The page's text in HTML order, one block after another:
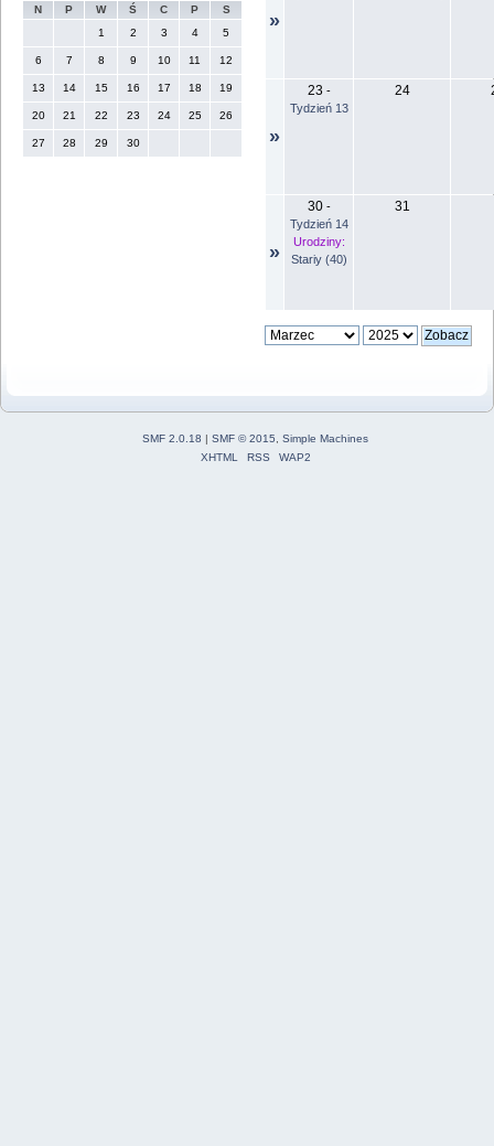
N P W Ś C P
S
1
2 3 4 5
6 7 8 9 10 11 12
13 14 15 16 17 18 19
20 21 22 23 24 25 26
27 28 29 30
»
»
23 -
Tydzień 13
24
»
30-
Tydzień 14
Urodziny:
Stariy (40)
31
SMF 2.0.18 | SMF © 2015
Simple Machines
XHTML
RSS WAP2